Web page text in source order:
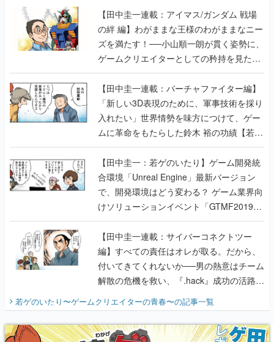
【田中圭一連載：アイマス/ガンダム 戦場
の絆 編】わがままな王様のわがままなニー
ズを満たす！──小山順一朗が貫く姿勢に、
ゲームクリエイターとしての矜持を見た
【若ゲのいたり最終回】
【田中圭一連載：バーチャファイター編】
「新しい3D表現のために、軍事技術を採り
入れたい」世界情勢を味方につけて、ゲー
ムに革命をもたらした鈴木 裕の功績【若ゲ
のいたり】
【田中圭一：若ゲのいたり】ゲーム開発統
合環境「Unreal Engine」最新バージョン
で、開発環境はどう変わる？ ゲーム業界向
けソリューションイベント「GTMF2019」
に行って、より理解を深めよう【PR】
【田中圭一連載：サイバーコネクトツー
編】すべての責任はオレが取る。だから、
付いてきてくれないか──男の熱意はチーム
解散の危機を救い、『.hack』成功の活路を
『少年ジャンプ』色だった【若ゲのいた
り】
若ゲのいたり〜ゲームクリエイターの青春〜の記事一覧